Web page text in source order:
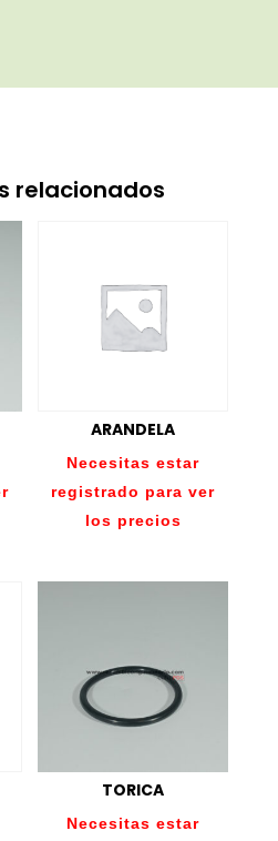
relacionados
ARANDELA
Necesitas estar
registrado para ver
los precios
TORICA
Necesitas estar